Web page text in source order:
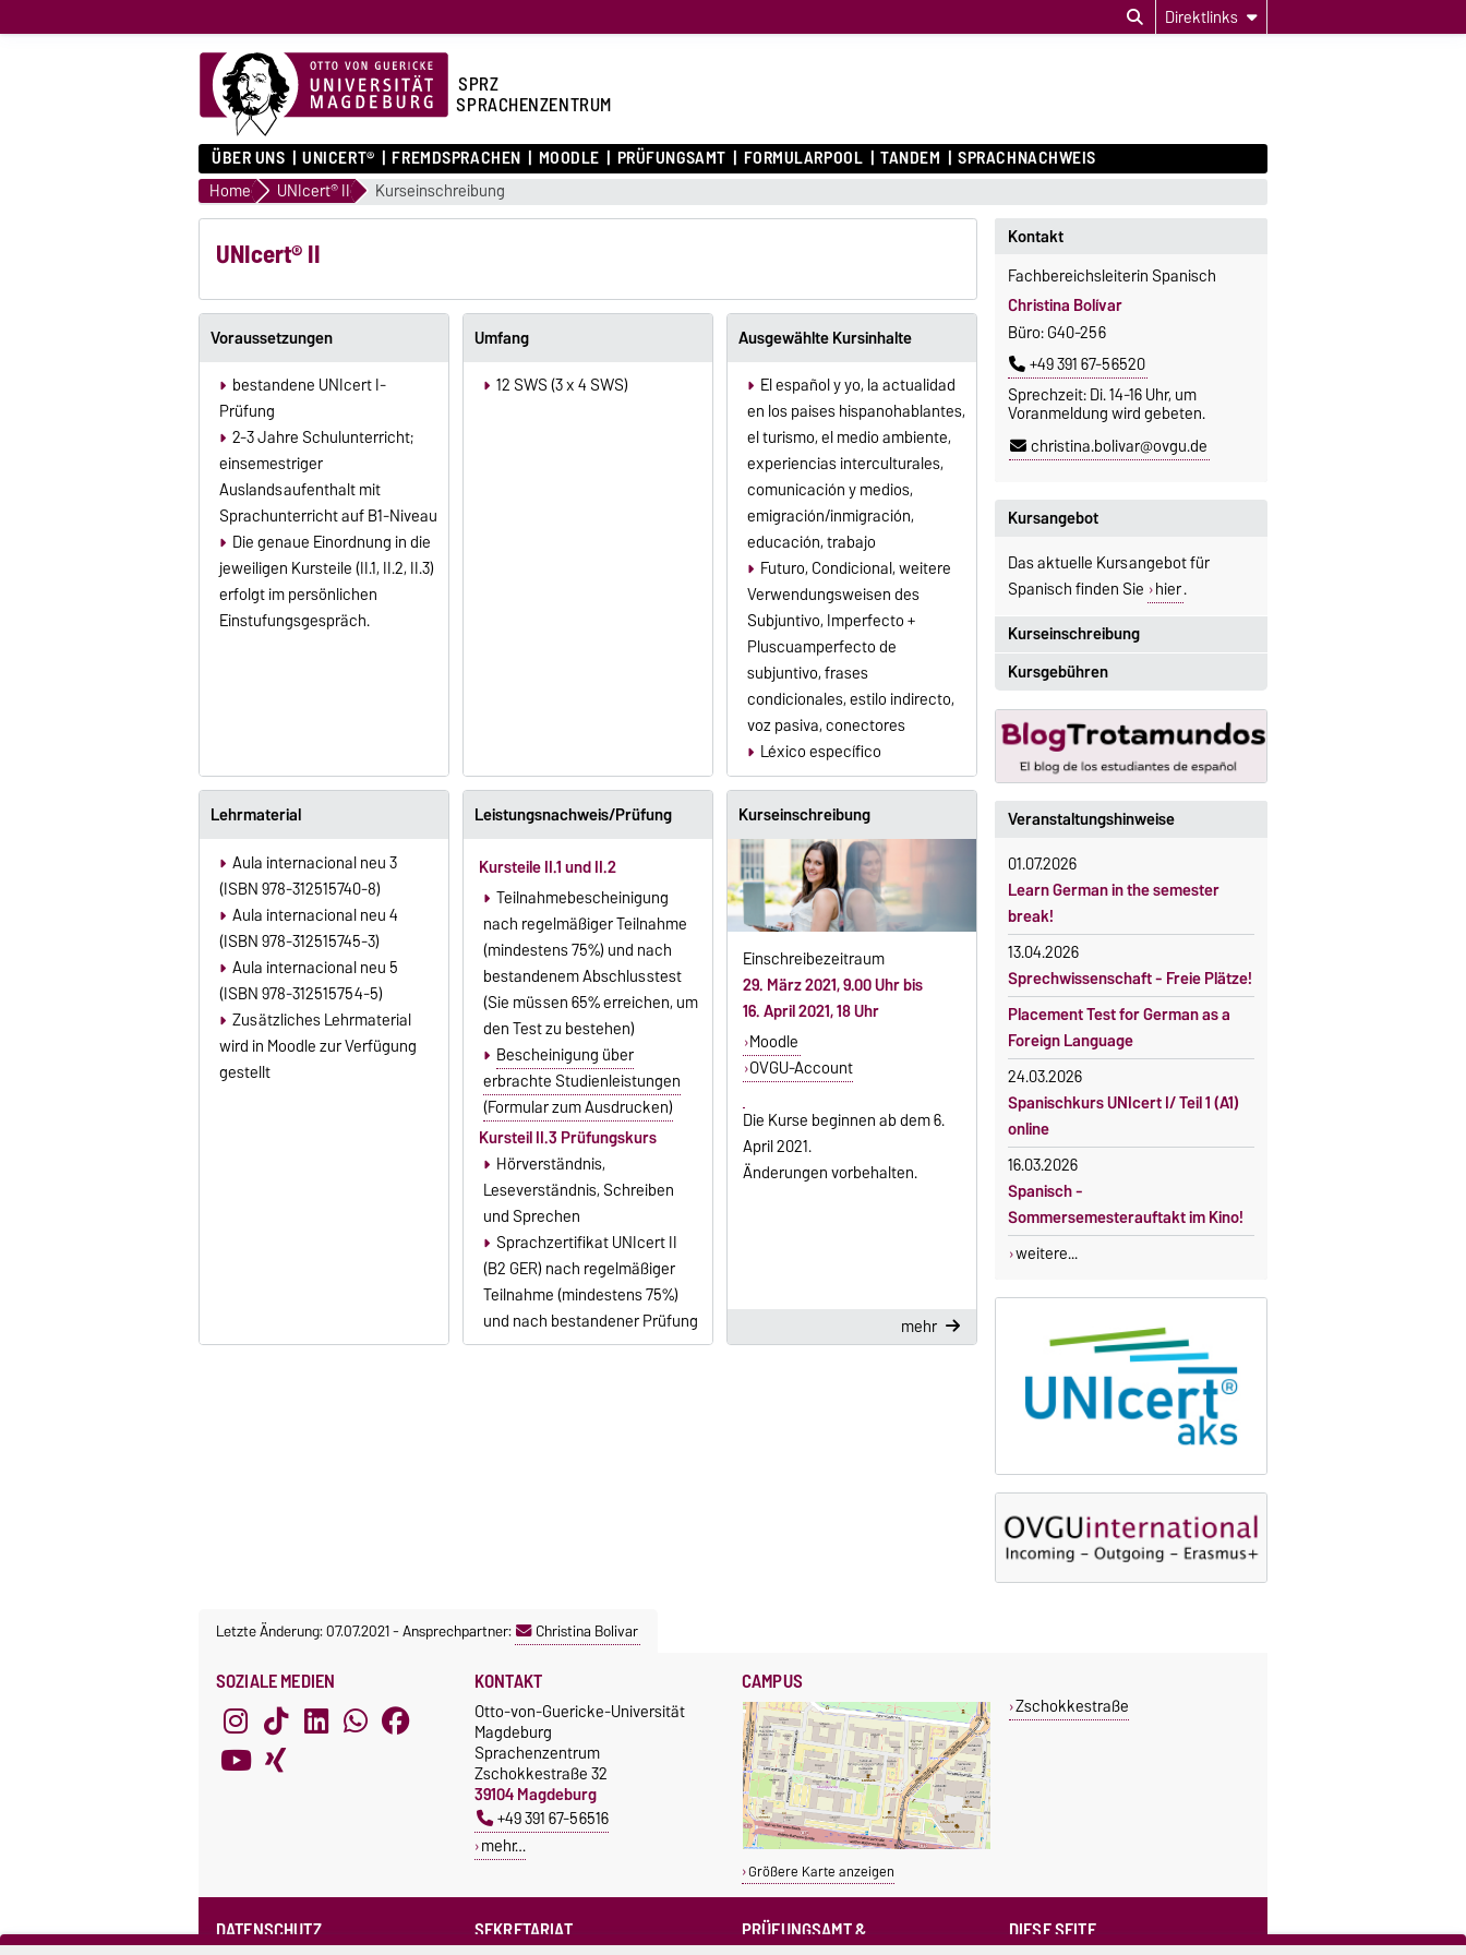
Direktlinks
SPRZ
SPRACHENZENTRUM
ÜBER UNS UNICERT® FREMDSPRACHEN MOODLE PRÜFUNGSAMT FORMULARPOOL TANDEM SPRACHNACHWEIS
Home UNIcert® II Kurseinschreibung
UNIcert® II
Voraussetzungen
bestandene UNIcert I-
Prüfung
2-3 Jahre Schulunterricht;
einsemestriger
Auslandsaufenthalt mit
Sprachunterricht auf B1-Niveau
Die genaue Einordnung in die
jeweiligen Kursteile (II.1, II.2, II.3)
erfolgt im persönlichen
Einstufungsgespräch.
Umfang
12 SWS (3 x 4 SWS)
Ausgewählte Kursinhalte
El español y yo, la actualidad
en los paises hispanohablantes,
el turismo, el medio ambiente,
experiencias interculturales,
comunicación y medios,
emigración/inmigración,
educación, trabajo
Futuro, Condicional, weitere
Verwendungsweisen des
Subjuntivo, Imperfecto +
Pluscuamperfecto de
subjuntivo, frases
condicionales, estilo indirecto,
voz pasiva, conectores
Léxico específico
Lehrmaterial
Aula internacional neu 3
(ISBN 978-312515740-8)
Aula internacional neu 4
(ISBN 978-312515745-3)
Aula internacional neu 5
(ISBN 978-312515754-5)
Zusätzliches Lehrmaterial
wird in Moodle zur Verfügung
gestellt
Leistungsnachweis/Prüfung
Kursteile II.1 und II.2
Teilnahmebescheinigung
nach regelmäßiger Teilnahme
(mindestens 75%) und nach
bestandenem Abschlusstest
(Sie müssen 65% erreichen, um
den Test zu bestehen)
Bescheinigung über
erbrachte Studienleistungen
(Formular zum Ausdrucken)
Kursteil II.3 Prüfungskurs
Hörverständnis,
Leseverständnis, Schreiben
und Sprechen
Sprachzertifikat UNIcert II
(B2 GER) nach regelmäßiger
Teilnahme (mindestens 75%)
und nach bestandener Prüfung
Kurseinschreibung
Einschreibezeitraum
29. März 2021, 9.00 Uhr bis
16. April 2021, 18 Uhr
Moodle
OVGU-Account
Die Kurse beginnen ab dem 6.
April 2021.
Änderungen vorbehalten.
mehr
Kontakt
Fachbereichsleiterin Spanisch
Christina Bolívar
Büro: G40-256
+49 391 67-56520
Sprechzeit: Di. 14-16 Uhr, um
Voranmeldung wird gebeten.
christina.bolivar@ovgu.de
Kurseinschreibung
Einschreibezeitraum:
5. Oktober 2026, 9.00 Uhr bis
23. Oktober 2026, 18 Uhr
Moodle
Die Kurse beginnen ab dem 12.
Oktober 2026.
Kursteilnahme nur nach
fristgerechter Online-Anmeldung
Kursangebot
Das aktuelle Kursangebot für
Spanisch finden Sie hier.
Kursgebühren
Sprachkurse sind i. d. R.
gebührenpflichtig.
Gebühren
Gebührenrückerstattung
curricularer Sprachausbildung
Gebührenbefreiung bei Incomings
Veranstaltungshinweise
01.07.2026
Learn German in the semester
break!
13.04.2026
Sprechwissenschaft - Freie Plätze!
Placement Test for German as a
Foreign Language
24.03.2026
Spanischkurs UNIcert I/ Teil 1 (A1)
online
16.03.2026
Spanisch -
Sommersemesterauftakt im Kino!
weitere...
Letzte Änderung: 07.07.2021-Ansprechpartner: Christina Bolivar
SOZIALE MEDIEN KONTAKT
Otto-von-Guericke-Universität
Magdeburg
Sprachenzentrum
Zschokkestraße 32
39104 Magdeburg
+49 391 67-56516
mehr…
CAMPUS
Größere Karte anzeigen
Zschokkestraße
DATENSCHUTZ SEKRETARIAT
PRÜFUNGSAMT &
DIESE SEITE